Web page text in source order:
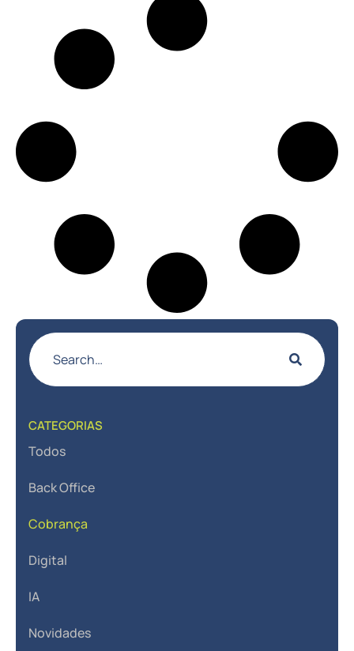
CATEGORIAS
Todos
Back Office
Cobrança
Digital
IA
Novidades